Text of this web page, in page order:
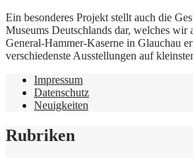
Ein besonderes Projekt stellt auch die
Museums Deutschlands dar, welches wir
General-Hammer-Kaserne in Glauchau
verschiedenste Ausstellungen auf
Impressum
Datenschutz
Neuigkeiten
Rubriken